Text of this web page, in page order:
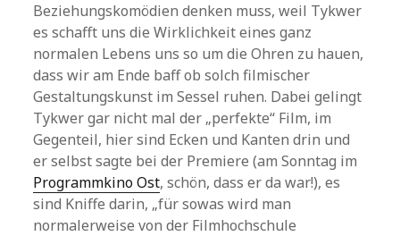
Beziehungskomödien denken muss, weil Tykwer
es schafft uns die Wirklichkeit eines ganz
normalen Lebens uns so um die Ohren zu hauen,
dass wir am Ende baff ob solch filmischer
Gestaltungskunst im Sessel ruhen. Dabei gelingt
Tykwer gar nicht mal der „perfekte“ Film, im
Gegenteil, hier sind Ecken und Kanten drin und
er selbst sagte bei der Premiere (am Sonntag im
Programmkino Ost, schön, dass er da war!), es
sind Kniffe darin, „für sowas wird man
normalerweise von der Filmhochschule